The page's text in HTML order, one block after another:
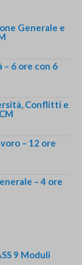
Generale e
6 ore con 6
Conflitti e
– 12 ore
– 4 ore
9 Moduli